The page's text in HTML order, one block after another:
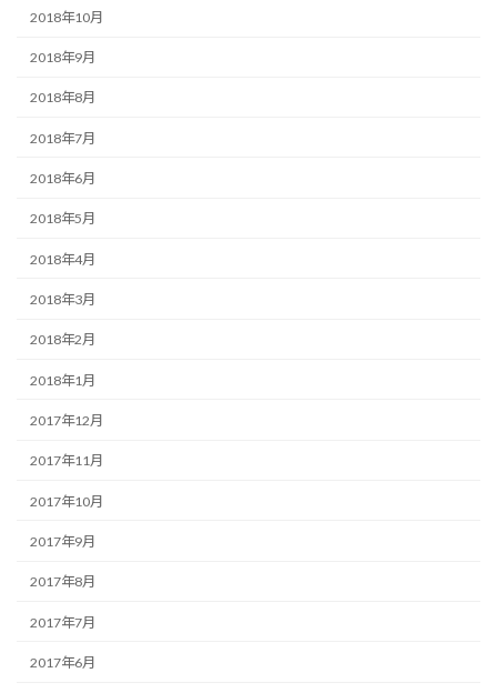
2018年10月
2018年9月
2018年8月
2018年7月
2018年6月
2018年5月
2018年4月
2018年3月
2018年2月
2018年1月
2017年12月
2017年11月
2017年10月
2017年9月
2017年8月
2017年7月
2017年6月